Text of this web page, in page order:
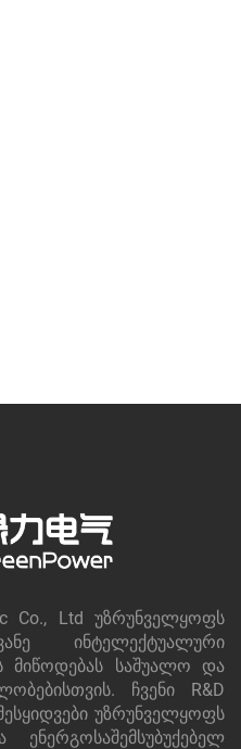
Co., Ltd უზრუნველყოფს
ინტელექტუალური
მიწოდებას საშუალო და
ჩვენი R&D
უზრუნველყოფს